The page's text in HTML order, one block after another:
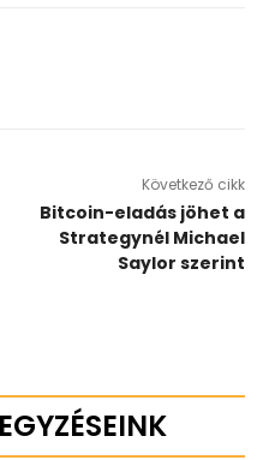
Következő cikk
Bitcoin-eladás jöhet a
Strategynél Michael
Saylor szerint